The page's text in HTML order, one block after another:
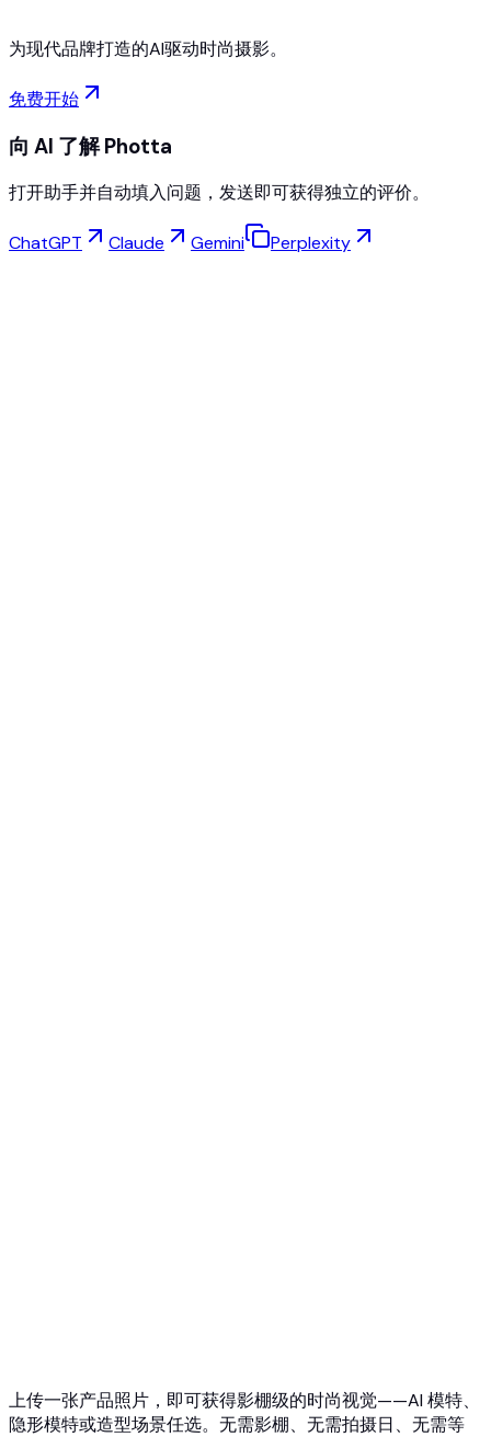
为现代品牌打造的AI驱动时尚摄影。
免费开始
向 AI 了解 Photta
打开助手并自动填入问题，发送即可获得独立的评价。
ChatGPT Claude Gemini Perplexity
联系我们
上传一张产品照片，即可获得影棚级的时尚视觉——AI 模特、
隐形模特或造型场景任选。无需影棚、无需拍摄日、无需等